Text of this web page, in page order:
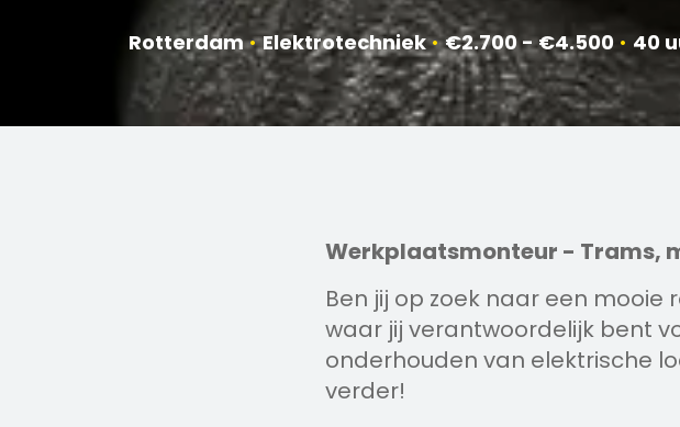
Rotterdam • Elektrotechniek • €2.700 - €4.500 • 40
Werkplaatsmonteur - Trams,
Ben jij op zoek naar een
waar jij verantwoordelijk bent
onderhouden van elektrische
verder!